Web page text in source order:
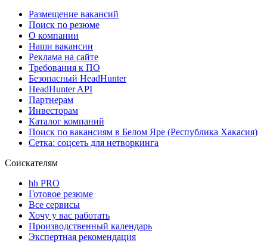
Размещение вакансий
Поиск по резюме
О компании
Наши вакансии
Реклама на сайте
Требования к ПО
Безопасный HeadHunter
HeadHunter API
Партнерам
Инвесторам
Каталог компаний
Поиск по вакансиям в Белом Яре (Республика Хакасия)
Сетка: соцсеть для нетворкинга
Соискателям
hh PRO
Готовое резюме
Все сервисы
Хочу у вас работать
Производственный календарь
Экспертная рекомендация